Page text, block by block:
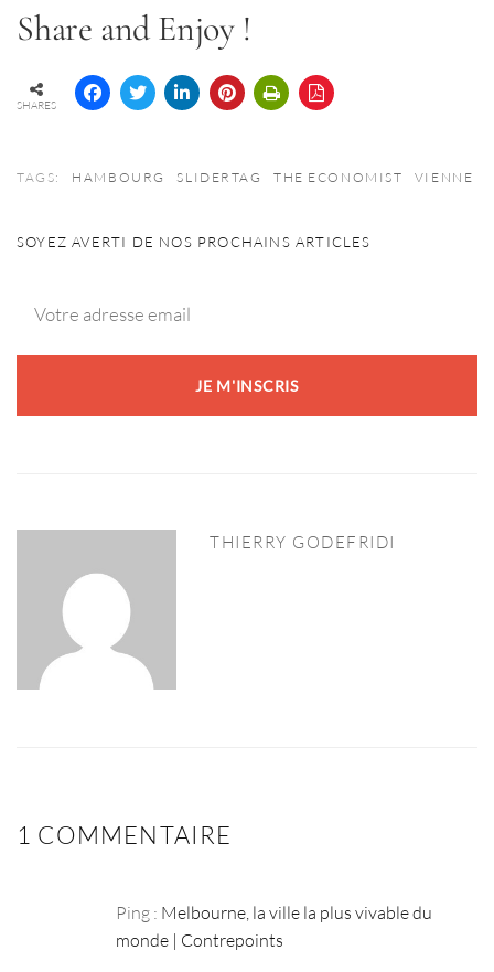
Share and Enjoy !
SHARES
TAGS: HAMBOURG SLIDERTAG THE ECONOMIST VIENNE
SOYEZ AVERTI DE NOS PROCHAINS ARTICLES
THIERRY GODEFRIDI
1 COMMENTAIRE
Ping : Melbourne, la ville la plus vivable du
monde | Contrepoints